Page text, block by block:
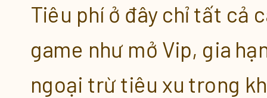
Tăng Cấp Nhận Quà
Làm VIP Được Quà
Tiêu phí ở đây chỉ tất cả
game như mở Vip, gia
ngoại trừ tiêu xu trong